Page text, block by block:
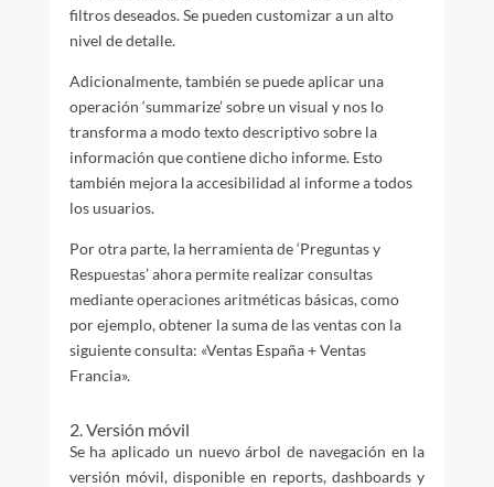
filtros deseados. Se pueden customizar a un alto
nivel de detalle.
Adicionalmente, también se puede aplicar una
operación ‘summarize’ sobre un visual y nos lo
transforma a modo texto descriptivo sobre la
información que contiene dicho informe. Esto
también mejora la accesibilidad al informe a todos
los usuarios.
Por otra parte, la herramienta de ‘Preguntas y
Respuestas’ ahora permite realizar consultas
mediante operaciones aritméticas básicas, como
por ejemplo, obtener la suma de las ventas con la
siguiente consulta: «Ventas España + Ventas
Francia».
2. Versión móvil
Se ha aplicado un nuevo árbol de navegación en la
versión móvil, disponible en reports, dashboards y